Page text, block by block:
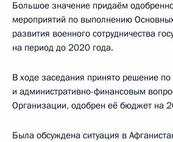
Большое значение придаём
мероприятий по выполнению
развития военного сотрудничества
на период до 2020 года.
В ходе заседания принято решение
и административно-финансовым
Организации, одобрен её бюджет на
Была обсуждена ситуация в